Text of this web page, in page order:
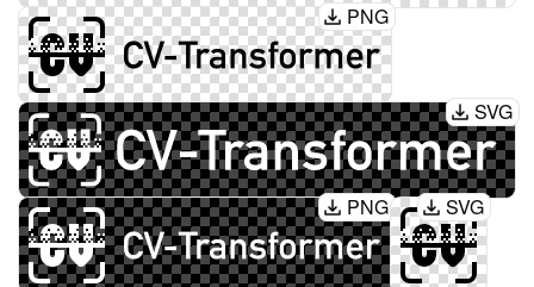
PNG
SVG
PNG SVG